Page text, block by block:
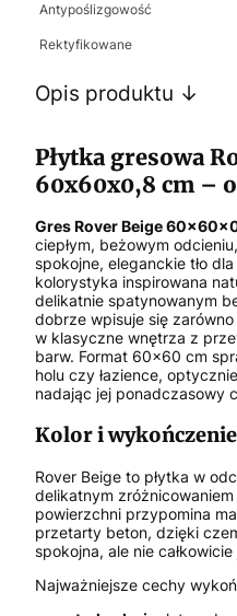
Antypoślizgowość
Rektyfikowane
Opis produktu ↓
Płytka gresowa
60x60x0,8 cm –
Gres Rover Beige
ciepłym, beżowym
spokojne, eleganckie tło
kolorystyka inspirowana
delikatnie spatynowanym
dobrze wpisuje się
w klasyczne wnętrza z
barw. Format 60x60 cm
holu czy łazience,
nadając jej ponadczasowy
Kolor i
Rover Beige to płytka w
delikatnym
powierzchni przypomina
przetarty beton, dzięki
spokojna, ale nie
Najważniejsze cechy